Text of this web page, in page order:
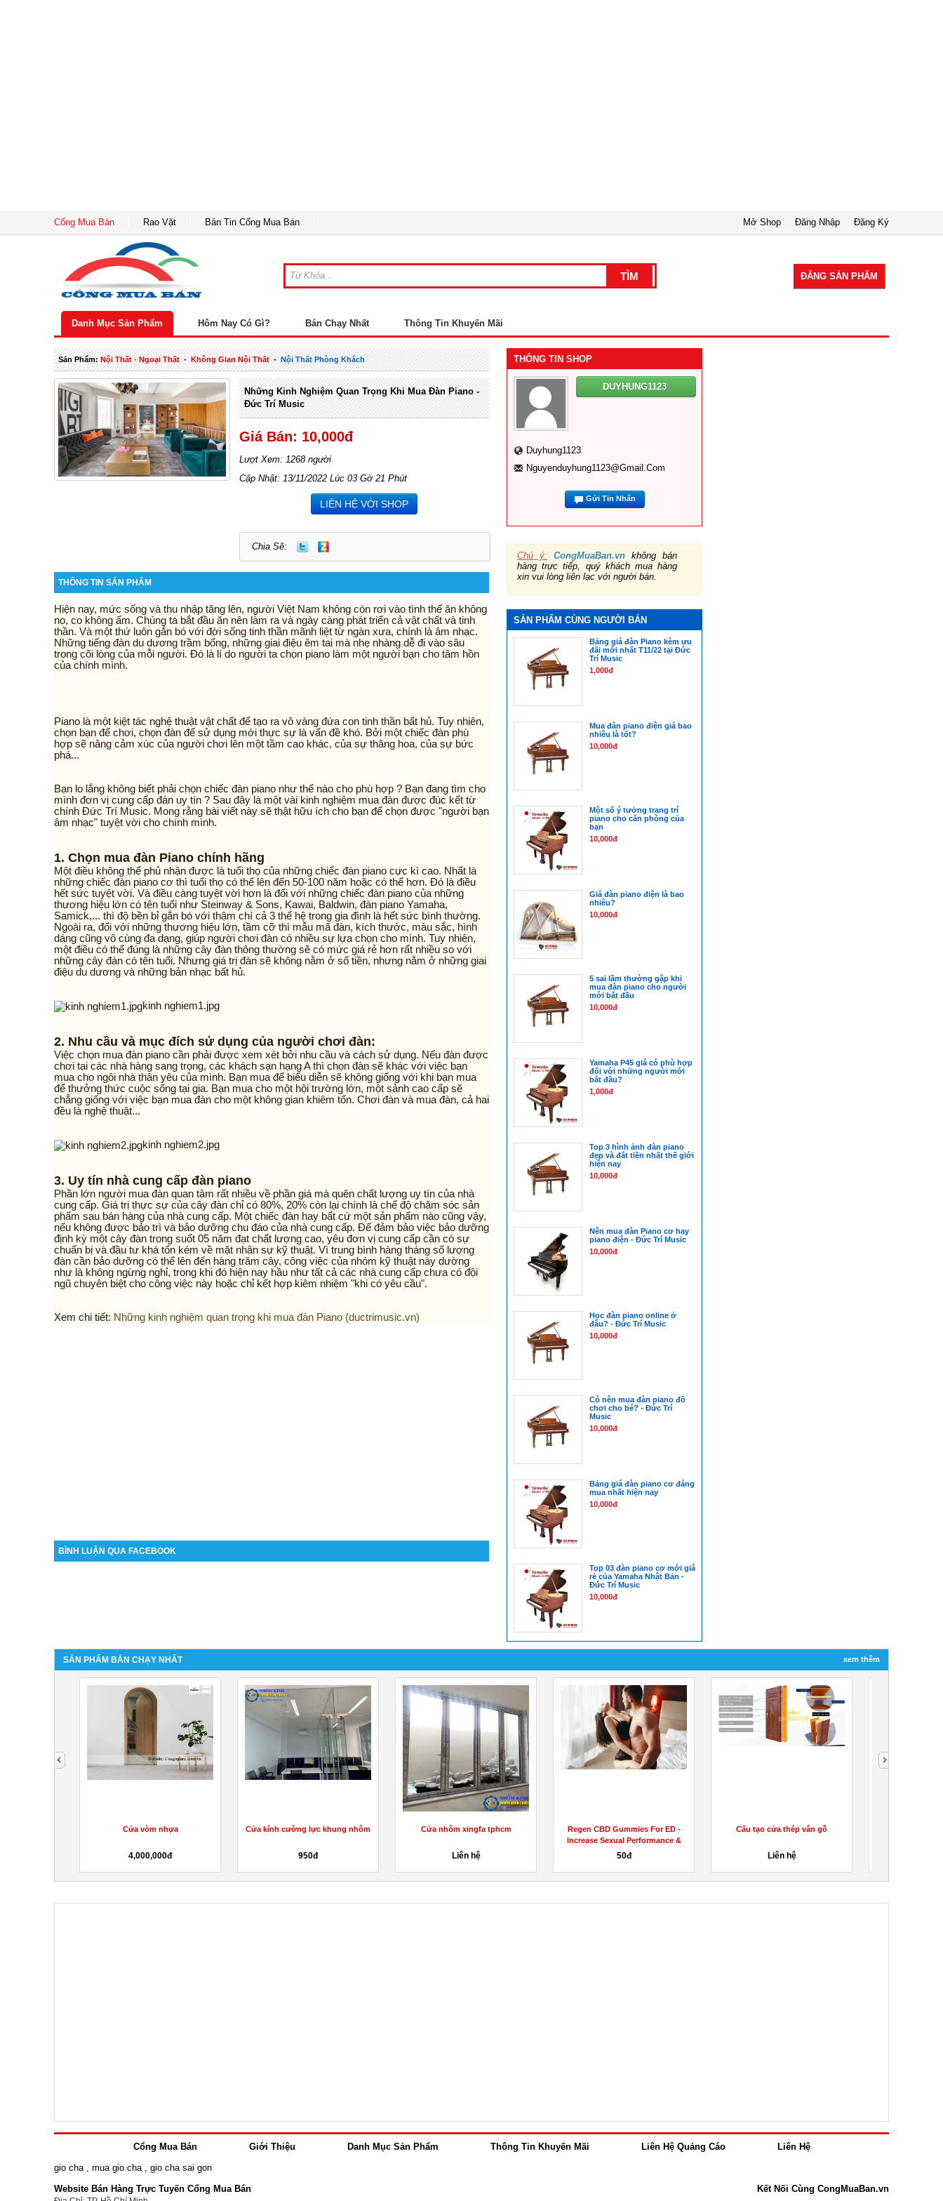
Cổng Mua Bán Rao Vặt Bản Tin Cổng Mua Bán Đăng Ký
Đăng Nhập
Mở Shop
ĐĂNG SẢN PHẨM
Danh Mục Sản Phẩm Hôm Nay Có Gì? Bán Chạy Nhất Thông Tin Khuyến Mãi
Sản Phẩm:Nội Thất - Ngoại Thất-Không Gian Nội Thất-Nội Thất Phòng Khách
Những Kinh Nghiệm Quan Trọng Khi Mua Đàn Piano -
Đức Trí Music
Giá Bán: 10,000đ
Lượt Xem: 1268 người
Cập Nhật: 13/11/2022 Lúc 03 Gờ 21 Phút
LIÊN HỆ VỚI SHOP
Chia Sẽ:
THÔNG TIN SẢN PHẨM
Hiện nay, mức sống và thu nhập tăng lên, người Việt Nam không còn rơi vào tình thế ăn không
no, co không ấm. Chúng ta bắt đầu ăn nên làm ra và ngày càng phát triển cả vật chất và tinh
thần. Và một thứ luôn gắn bó với đời sống tinh thần mãnh liệt từ ngàn xưa, chính là âm nhạc.
Những tiếng đàn du dương trầm bổng, những giai điệu êm tai mà nhẹ nhàng dễ đi vào sâu
trong cõi lòng của mỗi người. Đó là lí do người ta chọn piano làm một người bạn cho tâm hồn
của chính mình.
Piano là một kiệt tác nghệ thuật vật chất để tạo ra vô vàng đứa con tinh thần bất hủ. Tuy nhiên,
chọn bạn để chơi, chọn đàn để sử dụng mới thực sự là vấn đề khó. Bởi một chiếc đàn phù
hợp sẽ nâng cảm xúc của người chơi lên một tầm cao khác, của sự thăng hoa, của sự bức
phá...
Bạn lo lắng không biết phải chọn chiếc đàn piano như thế nào cho phù hợp ? Bạn đang tìm cho
mình đơn vị cung cấp đàn uy tín ? Sau đây là một vài kinh nghiệm mua đàn được đúc kết từ
chính Đức Trí Music. Mong rằng bài viết này sẽ thật hữu ích cho bạn để chọn được "người bạn
âm nhạc" tuyệt vời cho chính mình.
1. Chọn mua đàn Piano chính hãng
Một điều không thể phủ nhận được là tuổi thọ của những chiếc đàn piano cực kì cao. Nhất là
những chiếc đàn piano cơ thì tuổi thọ có thể lên đến 50-100 năm hoặc có thể hơn. Đó là điều
hết sức tuyệt vời. Và điều càng tuyệt vời hơn là đối với những chiếc đàn piano của những
thương hiệu lớn có tên tuổi như Steinway & Sons, Kawai, Baldwin, đàn piano Yamaha,
Samick,... thì độ bền bỉ gắn bó với thậm chí cả 3 thế hệ trong gia đình là hết sức bình thường.
Ngoài ra, đối với những thương hiệu lớn, tầm cỡ thì mẫu mã đàn, kích thước, màu sắc, hình
dáng cũng vô cùng đa dạng, giúp người chơi đàn có nhiều sự lựa chọn cho mình. Tuy nhiên,
một điều có thể đúng là những cây đàn thông thường sẽ có mức giá rẻ hơn rất nhiều so với
những cây đàn có tên tuổi. Nhưng giá trị đàn sẽ không nằm ở số tiền, nhưng nằm ở những giai
điệu du dương và những bản nhạc bất hủ.
kinh nghiem1.jpg
2. Nhu cầu và mục đích sử dụng của người chơi đàn:
Việc chọn mua đàn piano cần phải được xem xét bởi nhu cầu và cách sử dụng. Nếu đàn được
chơi tại các nhà hàng sang trọng, các khách sạn hạng A thì chọn đàn sẽ khác với việc bạn
mua cho ngôi nhà thân yêu của mình. Bạn mua để biểu diễn sẽ không giống với khi bạn mua
để thưởng thức cuộc sống tại gia. Bạn mua cho một hội trường lớn, một sảnh cao cấp sẽ
chẳng giống với việc bạn mua đàn cho một không gian khiêm tốn. Chơi đàn và mua đàn, cả hai
đều là nghệ thuật...
kinh nghiem2.jpg
3. Uy tín nhà cung cấp đàn piano
Phần lớn người mua đàn quan tâm rất nhiều về phần giá mà quên chất lượng uy tín của nhà
cung cấp. Giá trị thực sự của cây đàn chỉ có 80%, 20% còn lại chính là chế độ chăm sóc sản
phẩm sau bán hàng của nhà cung cấp. Một chiếc đàn hay bất cứ một sản phẩm nào cũng vậy,
nếu không được bảo trì và bảo dưỡng chu đáo của nhà cung cấp. Để đảm bảo việc bảo dưỡng
định kỳ một cây đàn trong suốt 05 năm đạt chất lượng cao, yêu đơn vị cung cấp cần có sự
chuẩn bị và đầu tư khá tốn kém về mặt nhân sự kỹ thuật. Vì trung bình hàng tháng số lượng
đàn cần bảo dưỡng có thể lên đến hàng trăm cây, công việc của nhóm kỹ thuật này dường
như là không ngừng nghỉ, trong khi đó hiện nay hầu như tất cả các nhà cung cấp chưa có đội
ngũ chuyên biệt cho công việc này hoặc chỉ kết hợp kiêm nhiệm "khi có yêu cầu".
Xem chi tiết: Những kinh nghiệm quan trọng khi mua đàn Piano (ductrimusic.vn)
BÌNH LUẬN QUA FACEBOOK
THÔNG TIN SHOP
DUYHUNG1123
Duyhung1123
Nguyenduyhung1123@gmail.com
Gửi Tin Nhắn
Chú ý: CongMuaBan.vn không bán
hàng trực tiếp, quý khách mua hàng
xin vui lòng liên lạc với người bán.
SẢN PHẨM CÙNG NGƯỜI BÁN
Bảng giá đàn Piano kèm ưu
đãi mới nhất T11/22 tại Đức
Trí Music
1,000đ
Mua đàn piano điện giá bao
nhiêu là tốt?
10,000đ
Một số ý tưởng trang trí
piano cho căn phòng của
bạn
10,000đ
Giá đàn piano điện là bao
nhiêu?
10,000đ
5 sai lầm thường gặp khi
mua đàn piano cho người
mới bắt đầu
10,000đ
Yamaha P45 giá có phù hợp
đối với những người mới
bắt đầu?
1,000đ
Top 3 hình ảnh đàn piano
đẹp và đắt tiền nhất thế giới
hiện nay
10,000đ
Nên mua đàn Piano cơ hay
piano điện - Đức Trí Music
10,000đ
Học đàn piano online ở
đâu? - Đức Trí Music
10,000đ
Có nên mua đàn piano đồ
chơi cho bé? - Đức Trí
Music
10,000đ
Bảng giá đàn piano cơ đáng
mua nhất hiện nay
10,000đ
Top 03 đàn piano cơ mới giá
rẻ của Yamaha Nhật Bản -
Đức Trí Music
10,000đ
SẢN PHẨM BÁN CHẠY NHẤT xem thêm
Cửa vòm nhựa
4,000,000đ
Cửa kính cường lực khung nhôm
950đ
Cửa nhôm xingfa tphcm
Liên hệ
Regen CBD Gummies For ED -
Increase Sexual Performance &
Get...
50đ
Cấu tạo cửa thép vân gỗ
Liên hệ
next
Cổng Mua Bán Giới Thiệu Danh Mục Sản Phẩm Thông Tin Khuyến Mãi Liên Hệ Quảng Cáo
Liên Hệ
gio cha
mua gio cha
gio cha sai gon
Website Bán Hàng Trực Tuyến Cổng Mua Bán
Kết Nối Cùng CongMuaBan.vn